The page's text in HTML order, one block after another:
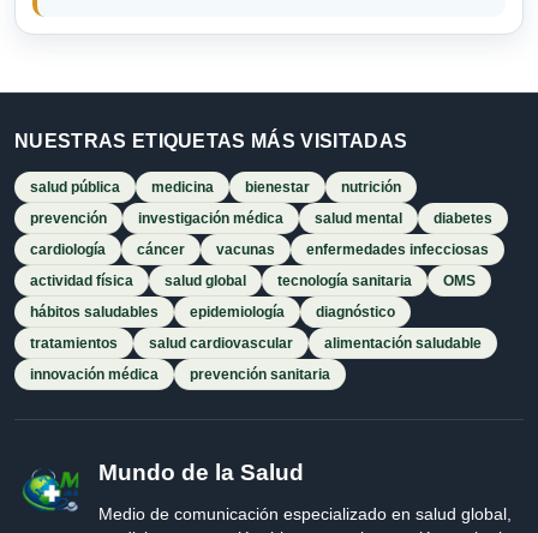
NUESTRAS ETIQUETAS MÁS VISITADAS
salud pública medicina bienestar
nutrición
prevención
investigación médica salud mental
diabetes
cardiología
cáncer vacunas
enfermedades infecciosas
actividad física
salud global tecnología sanitaria
OMS
hábitos saludables
epidemiología
diagnóstico
tratamientos
salud cardiovascular
alimentación saludable
innovación médica
prevención sanitaria
Mundo de la Salud
Medio de comunicación especializado en salud global,